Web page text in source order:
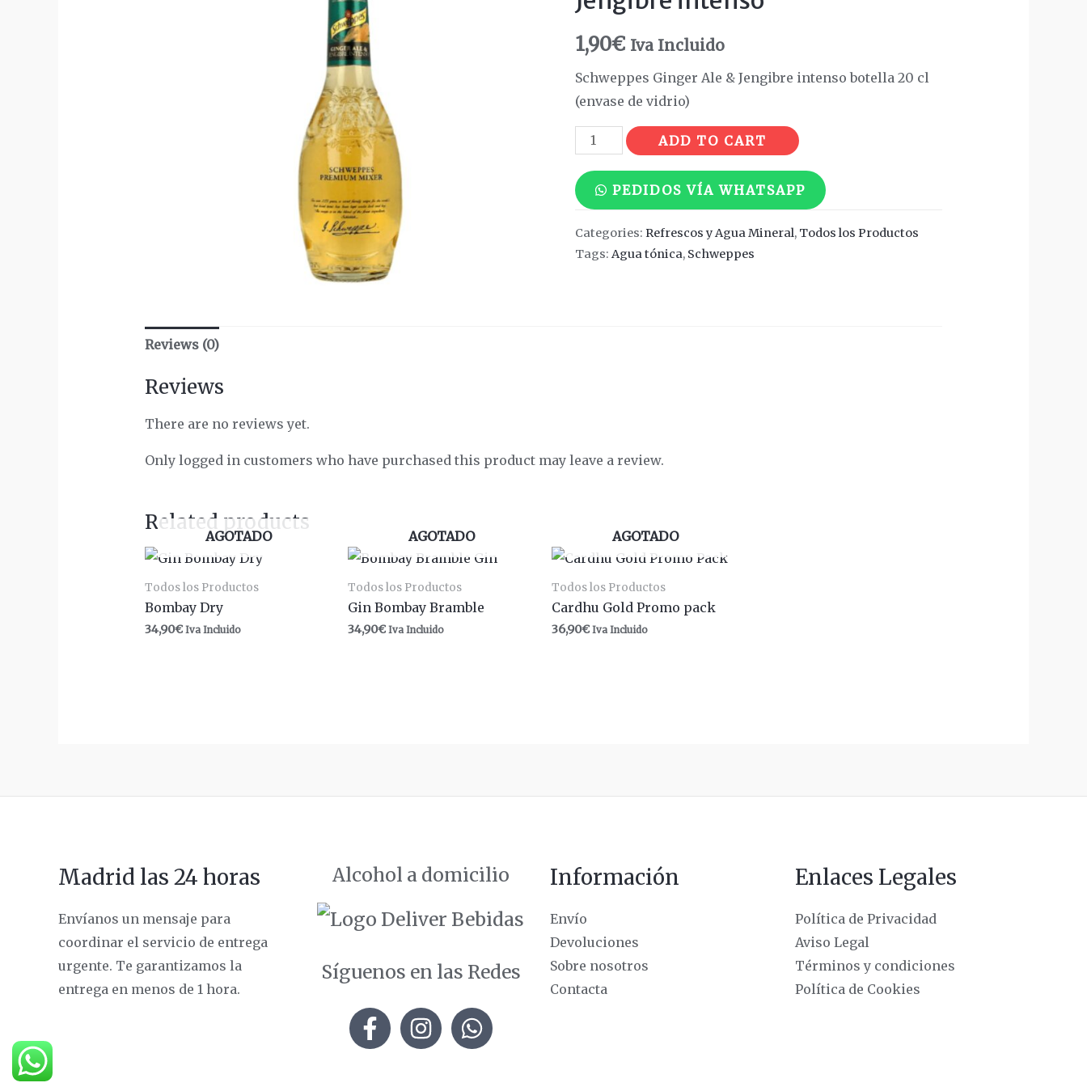
1,90€ Iva Incluido
Schweppes Ginger Ale & Jengibre intenso botella 20 cl
(envase de vidrio)
Schweppes
Ginger
Ale
&
Jengibre
intenso
ADD TO CART
PEDIDOS VÍA WHATSAPP
Categories: Refrescos y Agua Mineral, Todos los Productos
Tags: Agua tónica, Schweppes
Reviews (0)
Reviews
There are no reviews yet.
Only logged in customers who have purchased this product may leave a review.
Related products
AGOTADO
Todos los Productos
Bombay Dry
34,90€ Iva Incluido
AGOTADO
Todos los Productos
Gin Bombay Bramble
34,90€ Iva Incluido
AGOTADO
Todos los Productos
Cardhu Gold Promo pack
36,90€ Iva Incluido
Madrid las 24 horas
Envíanos un mensaje para
coordinar el servicio de entrega
urgente. Te garantizamos la
entrega en menos de 1 hora.
Alcohol a domicilio
Síguenos en las Redes
Información
Envío
Devoluciones
Sobre nosotros
Contacta
Enlaces Legales
Política de Privacidad
Aviso Legal
Términos y condiciones
Política de Cookies